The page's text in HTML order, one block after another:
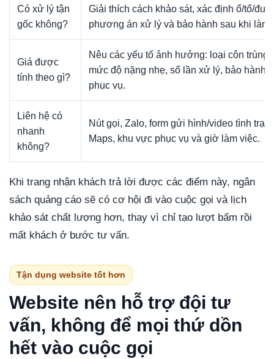
Có xử lý tận
gốc không?
Giải thích cách khảo sát, xác định ổ/tổ/
phương án xử lý và bảo hành sau khi làm.
Giá được
tính theo gì?
Nêu các yếu tố ảnh hưởng: loại côn trùng,
mức độ nặng nhẹ, số lần xử lý, bảo hành,
phục vụ.
Liên hệ có
nhanh
không?
Nút gọi, Zalo, form gửi hình/video tình
Maps, khu vực phục vụ và giờ làm việc.
Khi trang nhận khách trả lời được các điểm này, ngân
sách quảng cáo sẽ có cơ hội đi vào cuộc gọi và lịch
khảo sát chất lượng hơn, thay vì chỉ tạo lượt bấm rồi
mất khách ở bước tư vấn.
Tận dụng website tốt hơn
Website nên hỗ trợ đội tư
vấn, không để mọi thứ dồn
hết vào cuộc gọi